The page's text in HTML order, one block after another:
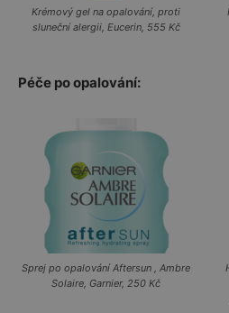
Krémový gel na opalování, proti
sluneční alergii, Eucerin, 555 Kč
Péče po opalování:
Sprej po opalování Aftersun , Ambre
Solaire, Garnier, 250 Kč